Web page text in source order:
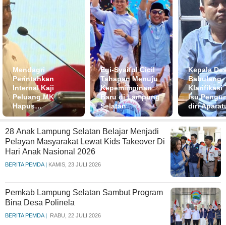
Mendagri
Perintahkan
Internal Kaji
Peluang MK
Hapus
Parliamentary
Egi-Syaiful Cicil
Tahapan Menuju
Kepemimpinan
Baru di Lampung
Selatan
Kepala
Babulang
Klarifikasi
Isu
diri
Secara
28 Anak Lampung Selatan Belajar Menjadi
Pelayan Masyarakat Lewat Kids Takeover Di
Hari Anak Nasional 2026
BERITA PEMDA | KAMIS, 23 JULI 2026
Pemkab Lampung Selatan Sambut Program
Bina Desa Polinela
BERITA PEMDA | RABU, 22 JULI 2026